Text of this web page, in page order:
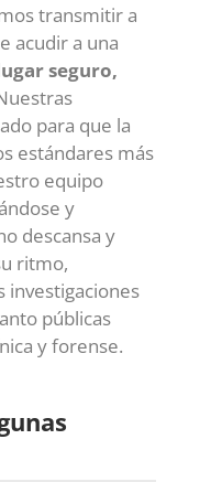
transmitir a
acudir a una
seguro,
para que la
estándares más
equipo
y
descansa y
ritmo,
investigaciones
públicas
y forense.